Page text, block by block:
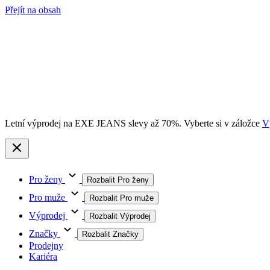
Přejít na obsah
Letní výprodej na EXE JEANS slevy až 70%. Vyberte si v záložce
Pro ženy Rozbalit Pro ženy
Pro muže Rozbalit Pro muže
Výprodej Rozbalit Výprodej
Značky Rozbalit Značky
Prodejny
Kariéra